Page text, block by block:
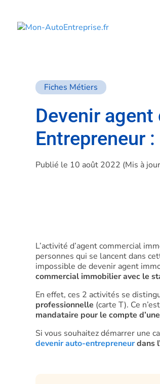
Fiches Métiers
Devenir
Entrepreneur
Publié le 10 août 2022 (Mis à
L’activité d’agent commercial
personnes qui se lancent dans
impossible de devenir agent
commercial immobilier avec le
En effet, ces 2 activités se
professionnelle (carte T). Ce
mandataire pour le compte
Si vous souhaitez démarrer une
devenir auto-entrepreneurdans